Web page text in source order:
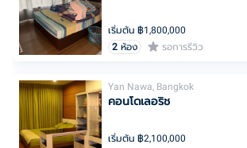
เริ่มต้น ฿1,800,000
2 ห้อง รอการรีวิว
Yan Nawa, Bangkok
คอนโดเลอริช
เริ่มต้น ฿2,100,000